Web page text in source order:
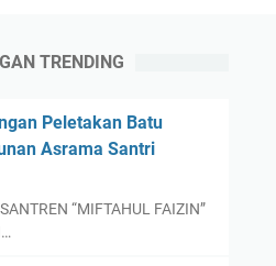
TRENDING
Peletakan Batu
Asrama Santri
“MIFTAHUL FAIZIN”